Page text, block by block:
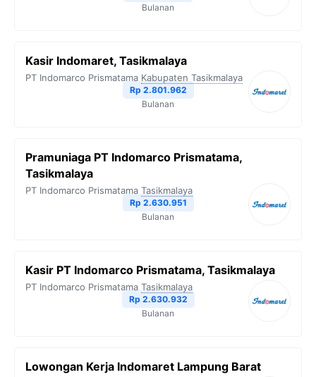
Bulanan
Kasir Indomaret, Tasikmalaya
PT Indomarco Prismatama Kabupaten Tasikmalaya
Rp 2.801.962
Bulanan
Pramuniaga PT Indomarco Prismatama,
Tasikmalaya
PT Indomarco Prismatama Tasikmalaya
Rp 2.630.951
Bulanan
Kasir PT Indomarco Prismatama, Tasikmalaya
PT Indomarco Prismatama Tasikmalaya
Rp 2.630.932
Bulanan
Lowongan Kerja Indomaret Lampung Barat